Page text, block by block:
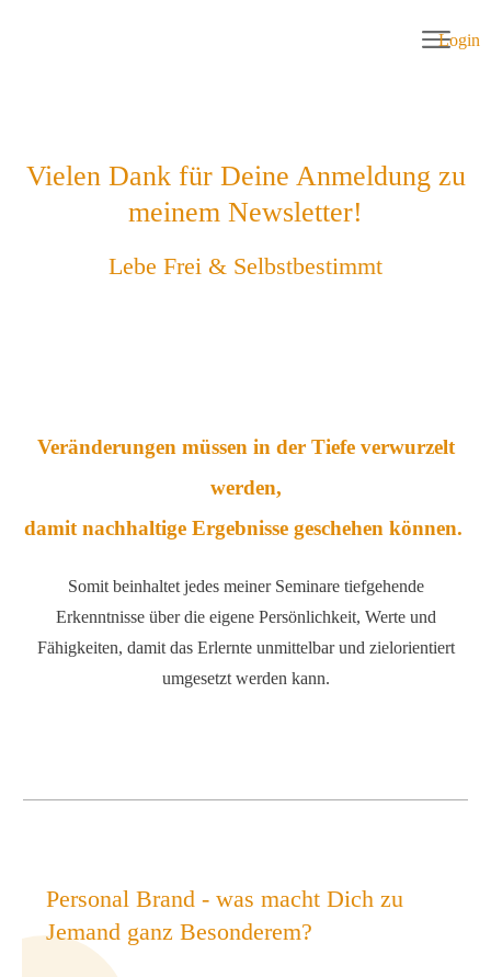
Coaching
Login
Vielen Dank für Deine Anmeldung zu
meinem Newsletter!
Lebe Frei & Selbstbestimmt
Veränderungen müssen in der Tiefe verwurzelt
werden,
damit nachhaltige Ergebnisse geschehen können.
Somit beinhaltet jedes meiner Seminare tiefgehende
Erkenntnisse über die eigene Persönlichkeit, Werte und
Fähigkeiten, damit das Erlernte unmittelbar und zielorientiert
umgesetzt werden kann.
Personal Brand - was macht Dich zu
Jemand ganz Besonderem?